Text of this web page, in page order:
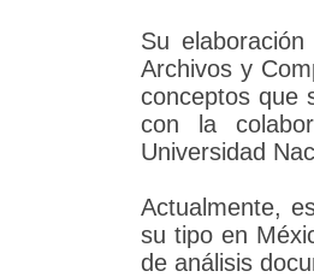
Su
Archivos y
conceptos que
con la
Universidad
Actualmente,
su tipo en
de análisis